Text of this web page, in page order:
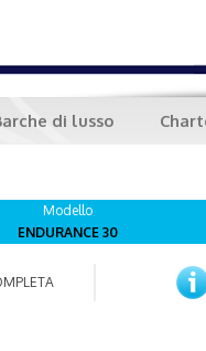
di lusso
Modello
ENDURANCE 30